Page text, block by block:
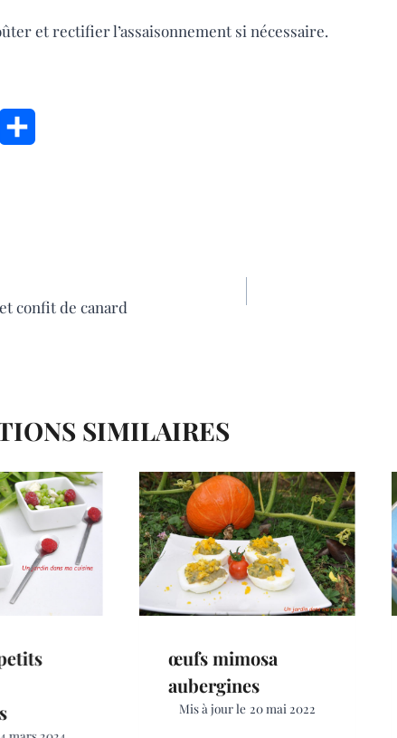
et rectifier l’assaisonnement si nécessaire.
g
confit de canard
SIMILAIRES
œufs mimosa
aubergines
Mis à jour le 20 mai 2022